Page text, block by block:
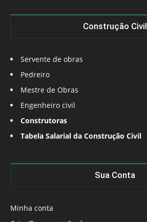
Construção Civil
Servente de obras
Pedreiro
Mestre de Obras
Engenheiro civil
Construtoras
Tabela Salarial da Construção Civil
Sua Conta
Minha conta